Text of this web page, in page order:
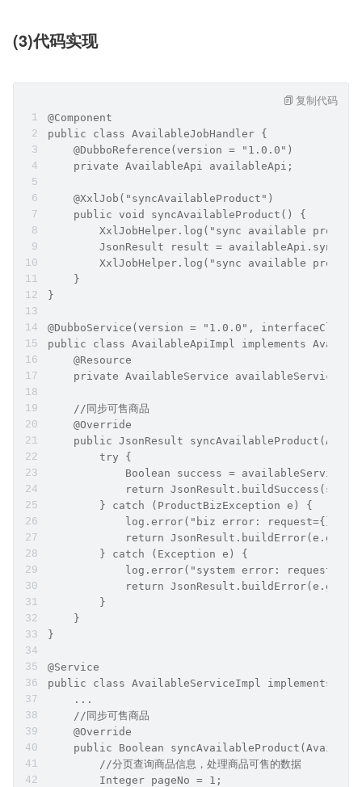
(3)代码实现
@Component
public class AvailableJobHandler {
    @DubboReference(version = "1.0.0")
    private AvailableApi availableApi;
    @XxlJob("syncAvailableProduct")
    public void syncAvailableProduct() {
XxlJobHelper.log("sync available
JsonResult result =
XxlJobHelper.log("sync available
    }
}
@DubboService(version = "1.0.0",
public class AvailableApiImpl implements
    @Resource
    private AvailableService availableService;
    //同步可售商品
    @Override
public JsonResult
        try {
Boolean success =
return
        } catch (ProductBizException e) {
log.error("biz error: request={}",
return
        } catch (Exception e) {
log.error("system error:
return
        }
    }
}
@Service
public class AvailableServiceImpl implements
    ...
    //同步可售商品
    @Override
public Boolean
        //分页查询商品信息，处理商品可售的数据
        Integer pageNo = 1;
复制代码